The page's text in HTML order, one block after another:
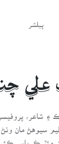
پبلشر
علي
سيوهڻ مان وٺڻ
مئٽرڪ پاس